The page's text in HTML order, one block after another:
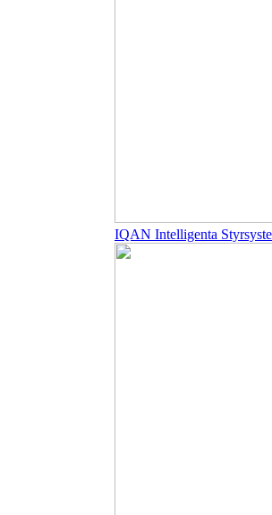
IQAN Intelligenta